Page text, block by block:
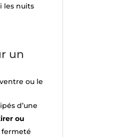
les nuits
un
ou le
d’une
ou
fermeté